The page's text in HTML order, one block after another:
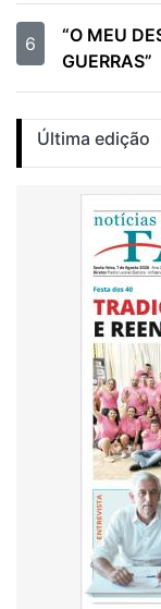
6
“O MEU
GUERRAS”
Última edição